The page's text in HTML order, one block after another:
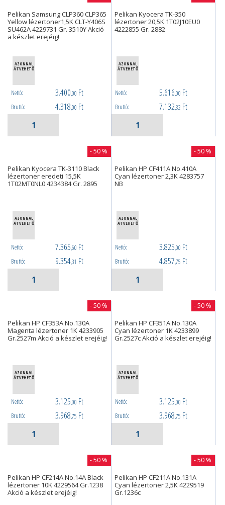
Pelikan Samsung CLP360 CLP365
Yellow lézertoner1,5K CLT-Y406S
SU462A 4229731 Gr. 3510Y Akció
a készlet erejéig!
AZONNAL
ÁTVEHETŐ
Nettó: 3.400,00 Ft
Bruttó: 4.318,00 Ft
Pelikan Kyocera TK-350
lézertoner 20,5K 1T02J10EU0
4222855 Gr. 2882
AZONNAL
ÁTVEHETŐ
Nettó: 5.616,00 Ft
Bruttó: 7.132,32 Ft
- 50 %
Pelikan Kyocera TK-3110 Black
lézertoner eredeti 15,5K
1T02MT0NL0 4234384 Gr. 2895
AZONNAL
ÁTVEHETŐ
Nettó: 7.365,60 Ft
Bruttó: 9.354,31 Ft
- 50 %
Pelikan HP CF411A No.410A
Cyan lézertoner 2,3K 4283757
NB
AZONNAL
ÁTVEHETŐ
Nettó: 3.825,00 Ft
Bruttó: 4.857,75 Ft
- 50 %
Pelikan HP CF353A No.130A
Magenta lézertoner 1K 4233905
Gr.2527m Akció a készlet erejéig!
AZONNAL
ÁTVEHETŐ
Nettó: 3.125,00 Ft
Bruttó: 3.968,75 Ft
- 50 %
Pelikan HP CF351A No.130A
Cyan lézertoner 1K 4233899
Gr.2527c Akció a készlet erejéig!
AZONNAL
ÁTVEHETŐ
Nettó: 3.125,00 Ft
Bruttó: 3.968,75 Ft
- 50 %
Pelikan HP CF214A No.14A Black
lézertoner 10K 4229564 Gr.1238
Akció a készlet erejéig!
- 50 %
Pelikan HP CF211A No.131A
Cyan lézertoner 2,5K 4229519
Gr.1236c